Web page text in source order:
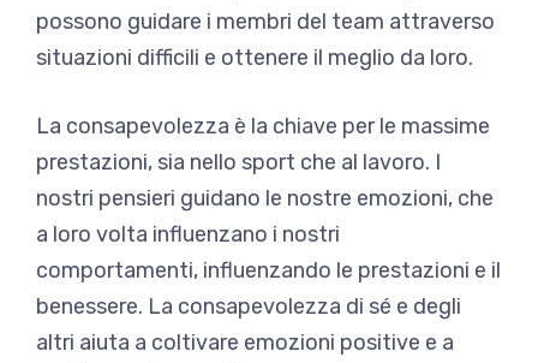
possono guidare i membri del team attraverso
situazioni difficili e ottenere il meglio da loro.
La consapevolezza è la chiave per le massime
prestazioni, sia nello sport che al lavoro. I
nostri pensieri guidano le nostre emozioni, che
a loro volta influenzano i nostri
comportamenti, influenzando le prestazioni e il
benessere. La consapevolezza di sé e degli
altri aiuta a coltivare emozioni positive e a